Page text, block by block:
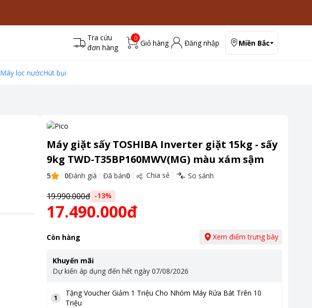
Tra cứu
đơn hàng
0
Giỏ hàng Đăng nhập Miền Bắc
Máy lọc nướcHút bụi
Máy giặt sấy TOSHIBA Inverter giặt 15kg - sấy
9kg TWD-T35BP160MWV(MG) màu xám sậm
5 0Đánh giá Đã bán0 Chia sẻ So sánh
19.990.000đ -13%
17.490.000đ
Còn hàng Xem điểm trưng bày
Khuyến mãi
Dự kiến áp dụng đến hết ngày 07/08/2026
1
TặngVoucher Giảm 1 Triệu Cho Nhóm Máy Rửa Bát Trên 10
Triệu